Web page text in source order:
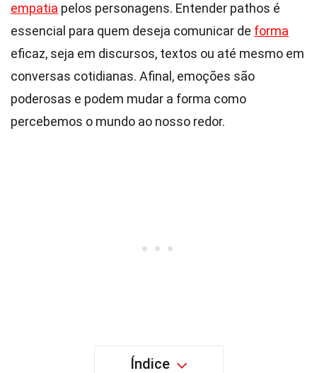
empatia pelos personagens. Entender pathos é
essencial para quem deseja comunicar de forma
eficaz, seja em discursos, textos ou até mesmo em
conversas cotidianas. Afinal, emoções são
poderosas e podem mudar a forma como
percebemos o mundo ao nosso redor.
Índice